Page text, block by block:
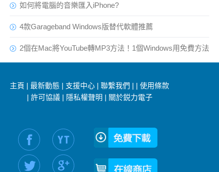
如何將電腦的音樂匯入iPhone?
4款Garageband Windows版替代軟體推薦
2個在Mac將YouTube轉MP3方法！1個Windows用免費方法
主頁 |最新動態 | 支援中心 |聯繫我們 | |使用條款
| 許可協議| 隱私權聲明 | 關於鋭力電子
社交媒體信息：